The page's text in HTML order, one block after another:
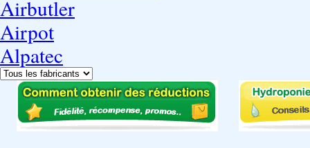
Airbutler
Airpot
Alpatec